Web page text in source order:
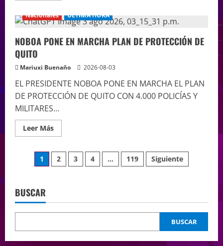
Nacionales ÚLTIMA HORA
NOBOA PONE EN MARCHA PLAN DE PROTECCIÓN DE
QUITO
Mariuxi Buenaño 2026-08-03
EL PRESIDENTE NOBOA PONE EN MARCHA EL PLAN
DE PROTECCIÓN DE QUITO CON 4.000 POLICÍAS Y
MILITARES...
Leer Más
1 2 3 4 … 119 Siguiente
BUSCAR
BUSCAR